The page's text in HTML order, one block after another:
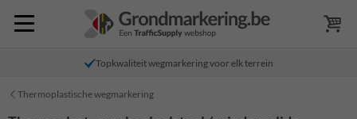
Topkwaliteit wegmarkering voor elk terrein
Thermoplastische wegmarkering